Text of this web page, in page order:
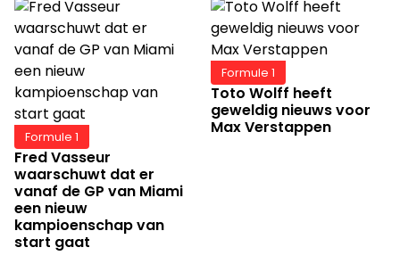
Formule 1
Fred Vasseur
waarschuwt dat er
vanaf de GP van Miami
een nieuw
kampioenschap van
start gaat
Formule 1
Toto Wolff heeft
geweldig nieuws voor
Max Verstappen